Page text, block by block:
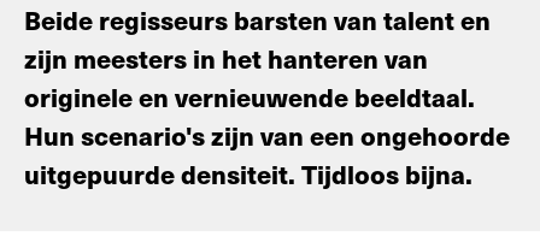
Beide regisseurs barsten van talent en
zijn meesters in het hanteren van
originele en vernieuwende beeldtaal.
Hun scenario's zijn van een ongehoorde
uitgepuurde densiteit. Tijdloos bijna.